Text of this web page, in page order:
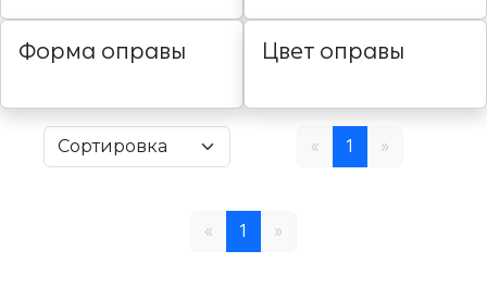
Форма оправы Цвет оправы
« 1 »
« 1 »